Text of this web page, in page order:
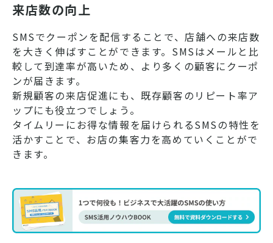
来店数の向上
SMSでクーポンを配信することで、店舗への来店数
を大きく伸ばすことができます。SMSはメールと比
較して到達率が高いため、より多くの顧客にクーポ
ンが届きます。
新規顧客の来店促進にも、既存顧客のリピート率ア
ップにも役立つでしょう。
タイムリーにお得な情報を届けられるSMSの特性を
活かすことで、お店の集客力を高めていくことがで
きます。